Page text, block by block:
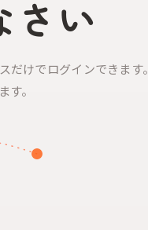
さい
だけでログインできます。
。